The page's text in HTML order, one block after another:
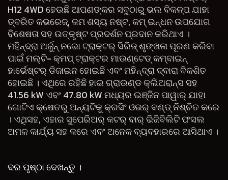
H12 4WD ହେଉଛି ଆପଣଙ୍କର ସବୁଠାରୁ ଭଲ ବିକଳ୍ପ ଯାହା
ତ୍ବରିତ କଭରେଜ୍, କମ ଶସ୍ୟ ନଷ୍ଟ, କମ୍ ଇନ୍ଧନ ଉପଯୋଗ
ବିଶେଷତା ସହ ଉତ୍କୃଷ୍ଟ ପ୍ରଦର୍ଶନ ପ୍ରଦାନ କରିଥାଏ ।
ମହିନ୍ଦ୍ରା ଅର୍ଜୁନ୍ ନଭୋ ଟ୍ରାକ୍ଟର୍ ସିରିଜ୍ ଶୃଙ୍ଖଳା ପୂରଣ କରିବା
ପାଇଁ ମଲ୍ଟି- କ୍ମପ୍ ଟ୍ରାକ୍ଟର ମାଉଣ୍ଟେଡ୍ କମ୍ବାଇନ୍
ହାର୍ଭେଷ୍ଟର୍ ଡିଜାଇନ ହୋଇଛି ଏବଂ ମହିନ୍ଦ୍ରା ଦ୍ବାରା ବିକଶିତ
ହୋଇଛି । ଏଥିରେ ରହିଛି ହାଇ ଗ୍ରାଉଣ୍ଡ କ୍ଲିଅରାନ୍ସ ସହ
41.56 kW ଏବଂ 47.80 kW ମଧ୍ୟର ଇଞ୍ଜିନ ପାୱାର୍ ଯାହା
ଗୋଟିଏ କ୍ଷେତରୁ ଅନ୍ୟଟିକୁ କ୍ରସିଂ ଓଭର୍ ବଣ୍ଡ୍ ନିଶ୍ଚିତ କରେ
। ଏଥିସହ, ଏହାର ସୁପେରିଅର୍ କଟର୍ ବାର୍ ଭିଜିବିଲିଟି ଫସଲ
ଅମଳ କାର୍ଯ୍ୟ ସହ କରେ ଏବଂ ଅନେକ ବ୍ୟବହାରରେ ଆସିଥାଏ ।
ଦର ପୃଷ୍ଠା ଦେଖନ୍ତୁ ।